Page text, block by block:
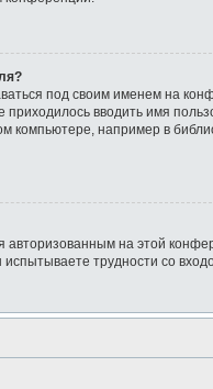
под своим именем на
вводить имя
например в
на этой
трудности со